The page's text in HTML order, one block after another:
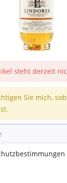
steht derzeit
Sie mich,